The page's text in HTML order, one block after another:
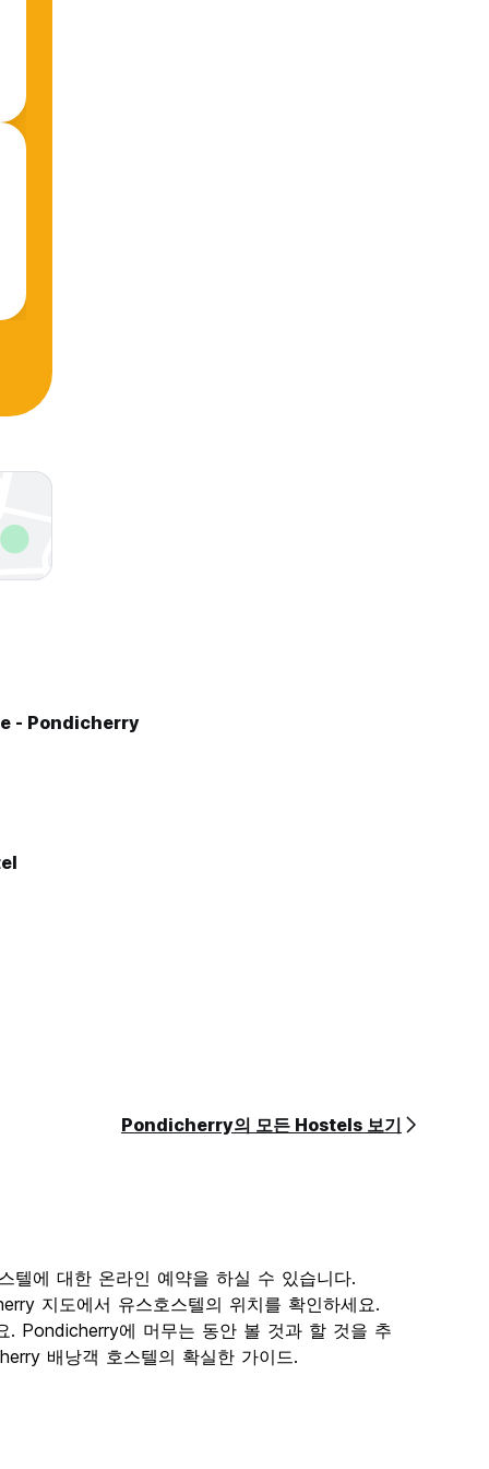
- Pondicherry
Pondicherry의 모든 Hostels 보기
텔에 대한 온라인 예약을 하실 수 있습니다.
지도에서 유스호스텔의 위치를 확인하세요.
. Pondicherry에 머무는 동안 볼 것과 할 것을 추
배낭객 호스텔의 확실한 가이드.